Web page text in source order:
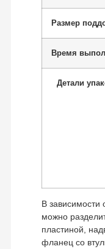
Размер
Время
Детали
В зависимости
можно
пластиной,
фланец со